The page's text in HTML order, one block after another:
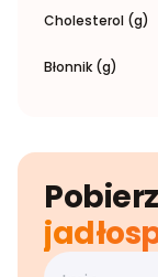
Cholesterol (g)
Błonnik (g)